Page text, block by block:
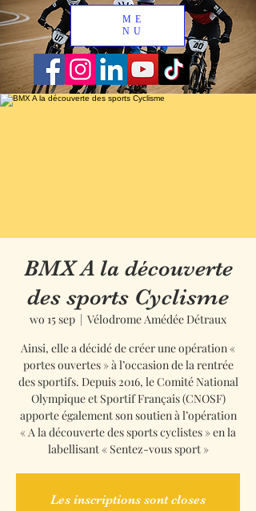
ME
NU
BMX A la découverte
des sports Cyclisme
wo 15 sep
  |
Vélodrome Amédée Détraux
Ainsi, elle a décidé de créer une opération «
portes ouvertes » à l’occasion de la rentrée
des sportifs. Depuis 2016, le Comité National
Olympique et Sportif Français (CNOSF)
apporte également son soutien à l’opération
« A la découverte des sports cyclistes » en la
labellisant « Sentez-vous sport »
Les inscriptions sont closes